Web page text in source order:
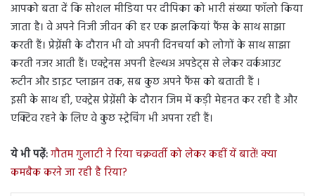
आपको बता दें कि सोशल मीडिया पर दीपिका को भारी संख्या फॉलो किया
जाता है। वे अपने निजी जीवन की हर एक झलकियां फैंस के साथ साझा
करती हैं। प्रेग्नेंसी के दौरान भी वो अपनी दिनचर्या को लोगों के साथ साझा
करती नजर आती हैं। एक्ट्रेनस अपनी हेल्थअ अपडेट्स से लेकर वर्कआउट
रूटीन और डाइट प्लाझन तक, सब कुछ अपने फैंस को बताती हैं ।
इसी के साथ ही, एक्ट्रेस प्रेग्नेंसी के दौरान जिम में कड़ी मेहनत कर रही है और
एक्टिव रहने के लिए वे कुछ स्ट्रेचिंग भी अपना रही हैं।
ये भी पढ़ें:गौतम गुलाटी ने रिया चक्रवर्ती को लेकर कहीं यें बातें! क्या
कमबैक करने जा रही है रिया?